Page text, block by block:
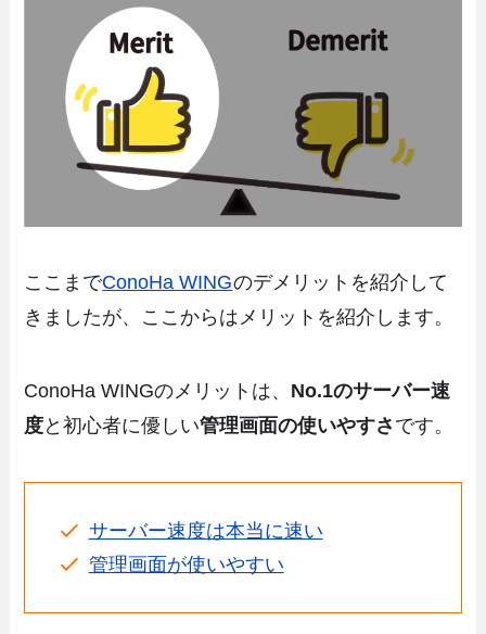
ここまでConoHa WINGのデメリットを紹介して
きましたが、ここからはメリットを紹介します。
ConoHa WINGのメリットは、 No.1のサーバー速
度と初心者に優しい管理画面の使いやすさ です。
サーバー速度は本当に速い
管理画面が使いやすい